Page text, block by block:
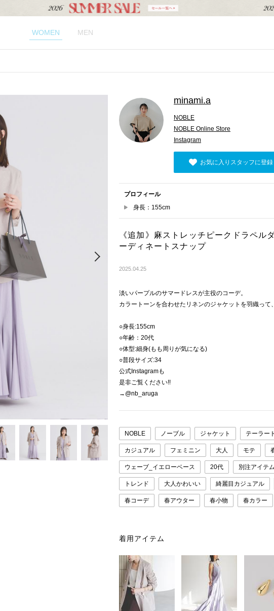
WOMEN MEN
minami.a
NOBLE
NOBLE Online Store
Instagram
お気に入りスタッフに登録
プロフィール
身長：155cm
《追加》麻ストレッチピークドラペル
ーディネートスナップ
2025.04.25
淡いパープルのサマードレスが主役のコーデ。
カラートーンを合わせたリネンのジャケットを羽織って
○身長:155cm
○年齢：20代
○体型:細身(もも周りが気になる)
○普段サイズ:34
公式Instagramも
是非ご覧ください!!
→@nb_aruga
NOBLE ノーブル ジャケット テーラー
カジュアル フェミニン 大人 モテ
ウェーブ_イエローベース 20代 別注アイテム
トレンド 大人かわいい 綺麗目カジュアル
春コーデ 春アウター 春小物 春カラー
着用アイテム